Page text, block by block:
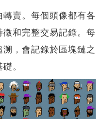
賣。每個頭像都有各
和完整交易記錄。每
，會記錄於區塊鏈之
。